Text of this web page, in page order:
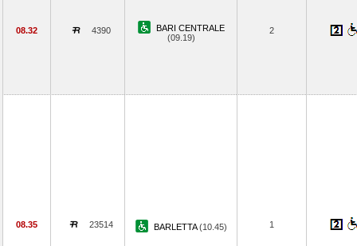
08.32 4390
BARI CENTRALE
(09.19)
2
08.35 23514 BARLETTA(10.45) 1